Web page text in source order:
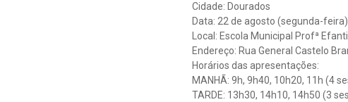
Cidade: Dourados
Data: 22 de agosto (segunda-feira)
Local: Escola Municipal Profª
Endereço: Rua General Castelo
Horários das apresentações:
MANHÃ: 9h, 9h40, 10h20, 11h (4
TARDE: 13h30, 14h10, 14h50 (3